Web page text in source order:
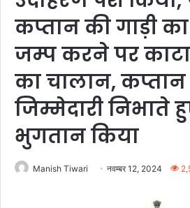
कप्तान की गाड़ी
जम्प करने पर
का चालान,
जिम्मेदारी
भुगतान किया
Manish Tiwari नवम्बर 12, 2024